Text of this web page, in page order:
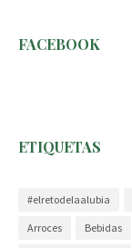
FACEBOOK
ETIQUETAS
#elretodelaalubia
Arroces Bebidas